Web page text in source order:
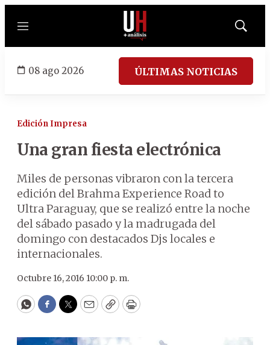
Menú
Mostrar
08 ago 2026 ÚLTIMAS NOTICIAS
Edición Impresa
Una gran fiesta electrónica
Miles de personas vibraron con la tercera
edición del Brahma Experience Road to
Ultra Paraguay, que se realizó entre la noche
del sábado pasado y la madrugada del
domingo con destacados Djs locales e
internacionales.
Octubre 16, 2016 10:00 p. m.
WhatsApp
Facebook
Twitter
EmailCopyPrint